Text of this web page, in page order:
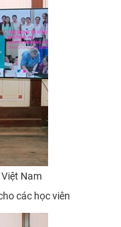
Nam
các học viên